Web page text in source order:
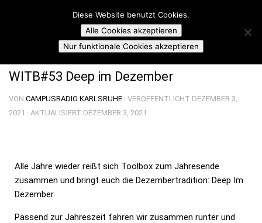
Skip to content
Campusradio Karlsruhe
TOOLBOX: WHAT'S INSIDE THE BOX
WITB#53 Deep im Dezember
VON CAMPUSRADIO KARLSRUHE · VERÖFFENTLICHT DEZEMBER 3,
2021 · AKTUALISIERT DEZEMBER 3, 2021
Alle Jahre wieder reißt sich Toolbox zum Jahresende
zusammen und bringt euch die Dezembertradition: Deep Im
Dezember.
Passend zur Jahreszeit fahren wir zusammen runter und
Diese Website benutzt Cookies.
Alle Cookies akzeptieren
Nur funktionale Cookies akzeptieren